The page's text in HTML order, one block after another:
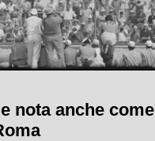
nota anche come